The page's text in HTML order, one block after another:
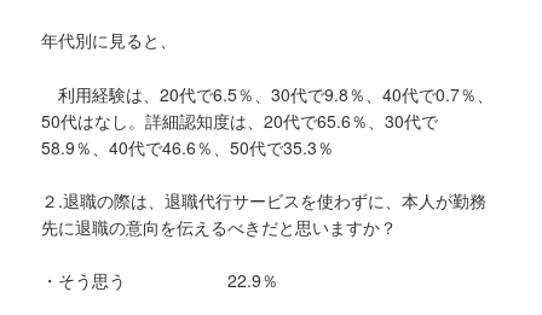
年代別に見ると、
利用経験は、20代で6.5％、30代で9.8％、40代で0.7％、
50代はなし。詳細認知度は、20代で65.6％、30代で
58.9％、40代で46.6％、50代で35.3％
２.退職の際は、退職代行サービスを使わずに、本人が勤務
先に退職の意向を伝えるべきだと思いますか？
・そう思う 22.9％